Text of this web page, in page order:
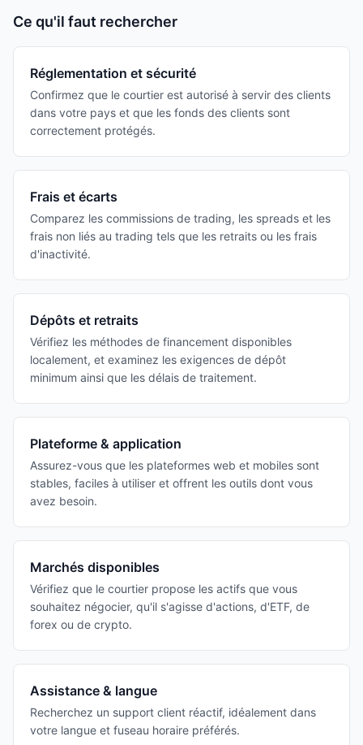
Ce qu'il faut rechercher
Réglementation et sécurité
Confirmez que le courtier est autorisé à servir des clients
dans votre pays et que les fonds des clients sont
correctement protégés.
Frais et écarts
Comparez les commissions de trading, les spreads et les
frais non liés au trading tels que les retraits ou les frais
d'inactivité.
Dépôts et retraits
Vérifiez les méthodes de financement disponibles
localement, et examinez les exigences de dépôt
minimum ainsi que les délais de traitement.
Plateforme & application
Assurez-vous que les plateformes web et mobiles sont
stables, faciles à utiliser et offrent les outils dont vous
avez besoin.
Marchés disponibles
Vérifiez que le courtier propose les actifs que vous
souhaitez négocier, qu'il s'agisse d'actions, d'ETF, de
forex ou de crypto.
Assistance & langue
Recherchez un support client réactif, idéalement dans
votre langue et fuseau horaire préférés.